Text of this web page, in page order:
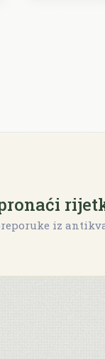
iz